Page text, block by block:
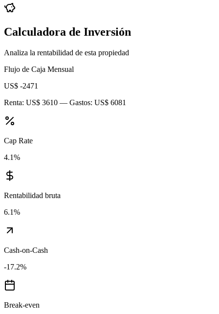
Calculadora de Inversión
Analiza la rentabilidad de esta propiedad
Flujo de Caja Mensual
US$ -2471
Renta: US$ 3610 — Gastos: US$ 6081
Cap Rate
4.1%
Rentabilidad bruta
6.1%
Cash-on-Cash
-17.2%
Break-even